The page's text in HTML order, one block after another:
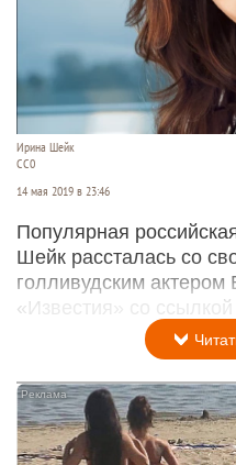
Ирина Шейк
CC0
14 мая 2019 в 23:46
Популярная
Шейк рассталась со
голливудским
«Известия» со ссылкой